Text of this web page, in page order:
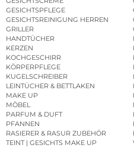
GESICHTSPFLEGE
GESICHTSREINIGUNG HERREN
GRILLER
HANDTÜCHER
KERZEN
KOCHGESCHIRR
KÖRPERPFLEGE
KUGELSCHREIBER
LEINTÜCHER & BETTLAKEN
MAKE UP
MÖBEL
PARFUM & DUFT
PFANNEN
RASIERER & RASUR ZUBEHÖR
TEINT | GESICHTS MAKE UP